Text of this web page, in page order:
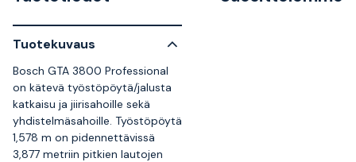
Tuotekuvaus
Bosch GTA 3800 Professional
on kätevä työstöpöytä/jalusta
katkaisu ja jiirisahoille sekä
yhdistelmäsahoille. Työstöpöytä
1,578 m on pidennettävissä
3,877 metriin pitkien lautojen